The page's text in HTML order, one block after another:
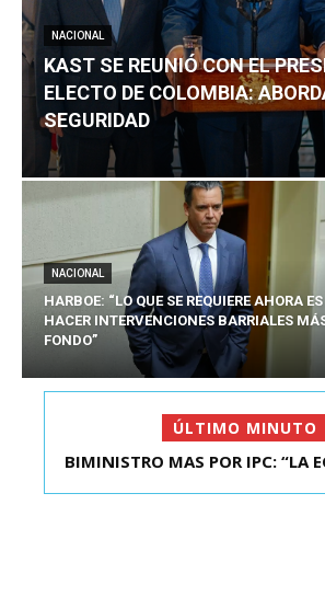
NACIONAL
KAST SE REUNIÓ CON EL
ELECTO DE COLOMBIA:
SEGURIDAD
NACIONAL
HARBOE: “LO QUE SE REQUIERE AHORA ES
HACER INTERVENCIONES BARRIALES
FONDO”
ÚLTIMO MINUTO
KAST SE REUNIÓ CON EL
BIMINISTRO MAS POR IPC: “LA